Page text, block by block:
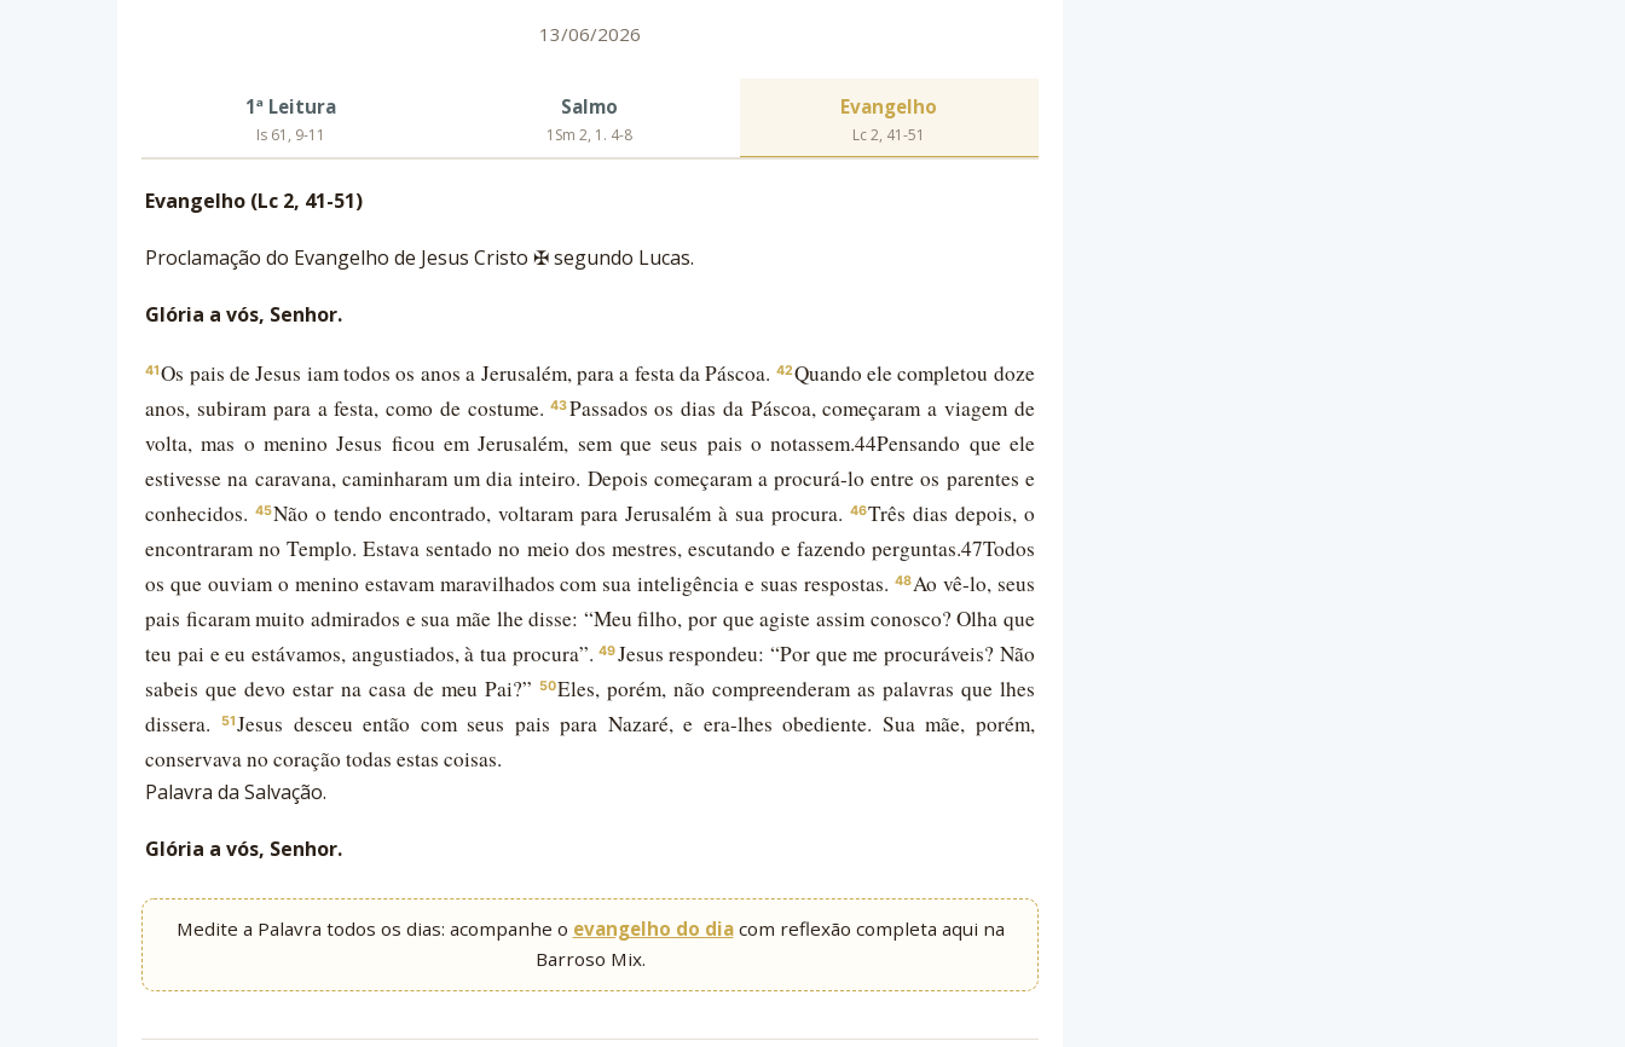
13/06/2026
1ª Leitura
Is 61, 9-11
Salmo
1Sm 2, 1. 4-8
Evangelho
Lc 2, 41-51
Evangelho (Lc 2, 41-51)
Proclamação do Evangelho de Jesus Cristo ✠ segundo Lucas.
Glória a vós, Senhor.
41Os pais de Jesus iam todos os anos a Jerusalém, para a festa da Páscoa. 42Quando ele completou doze
anos, subiram para a festa, como de costume.43Passados os dias da Páscoa, começaram a viagem de
volta, mas o menino Jesus ficou em Jerusalém, sem que seus pais o notassem.44Pensando que ele
estivesse na caravana, caminharam um dia inteiro. Depois começaram a procurá-lo entre os parentes e
conhecidos.45Não o tendo encontrado, voltaram para Jerusalém à sua procura. 46Três dias depois, o
encontraram no Templo. Estava sentado no meio dos mestres, escutando e fazendo perguntas.47Todos
os que ouviam o menino estavam maravilhados com sua inteligência e suas respostas. 48Ao vê-lo, seus
pais ficaram muito admirados e sua mãe lhe disse: “Meu filho, por que agiste assim conosco? Olha que
teu pai e eu estávamos, angustiados, à tua procura”.49Jesus respondeu: “Por que me procuráveis? Não
sabeis que devo estar na casa de meu Pai?” 50Eles, porém, não compreenderam as palavras que lhes
dissera.
51Jesus desceu então com seus pais para Nazaré, e era-lhes obediente. Sua mãe, porém,
conservava no coração todas estas coisas.
Palavra da Salvação.
Glória a vós, Senhor.
Medite a Palavra todos os dias: acompanhe o evangelho do diacom reflexão completa aqui na
Barroso Mix.